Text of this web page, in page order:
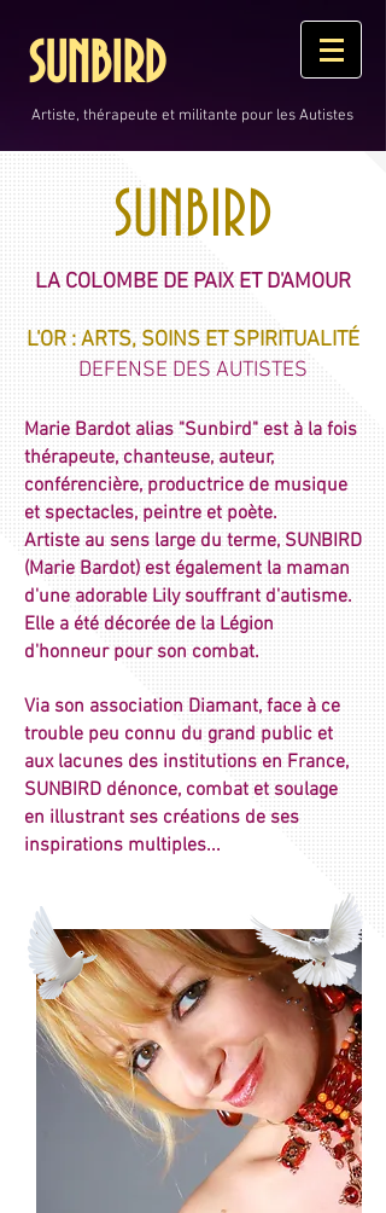
SUNBIRD
Artiste, thérapeute et militante pour les Autistes
SUNBIRD
LA COLOMBE DE PAIX ET D'AMOUR
L'OR : ARTS, SOINS ET SPIRITUALITÉ
DEFENSE DES AUTISTES
Marie Bardot alias "Sunbird" est à la fois
thérapeute, chanteuse,auteur,
conférencière, productrice de musique
et spectacles, peintre et poète.
Artiste au sens large du terme, SUNBIRD
(Marie Bardot) est également la maman
d'une adorable Lily souffrant d'autisme.
Elle a été décorée de la Légion
d'honneur pour son combat.
Via son association Diamant, face à ce
trouble peu connu du grand public et
aux lacunes des institutions en France,
SUNBIRD dénonce, combat et soulage
en illustrant ses créations de ses
inspirations multiples...​